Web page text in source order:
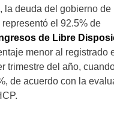
la deuda del gobierno de
representó el 92.5% de
de Libre
menor al registrado
trimestre del año,
de acuerdo con la